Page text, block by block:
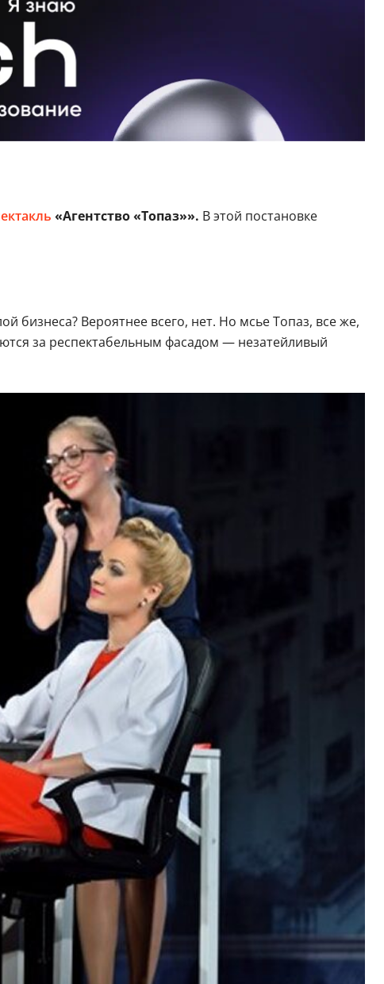
«Агентство «Топаз»». В этой постановке
бизнеса? Вероятнее всего, нет. Но мсье Топаз, все же,
за респектабельным фасадом — незатейливый